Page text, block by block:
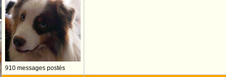
910 messages postés